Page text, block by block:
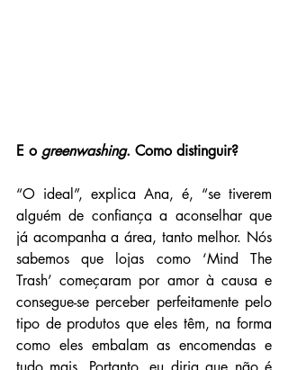
E o greenwashing. Como distinguir?
“O ideal”, explica Ana, é, “se tiverem
alguém de confiança a aconselhar que
já acompanha a área, tanto melhor. Nós
sabemos que lojas como ‘Mind The
Trash’ começaram por amor à causa e
consegue-se perceber perfeitamente pelo
tipo de produtos que eles têm, na forma
como eles embalam as encomendas e